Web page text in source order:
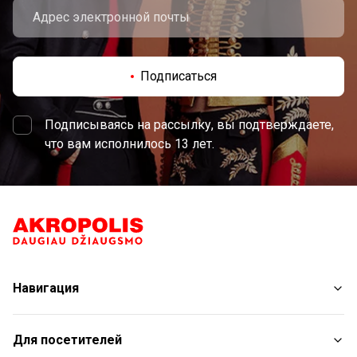
Подписаться
Подписываясь на рассылку, вы подтверждаете,
что вам исполнилось 13 лет.
Навигация
Магазины
Услуги
Для посетителей